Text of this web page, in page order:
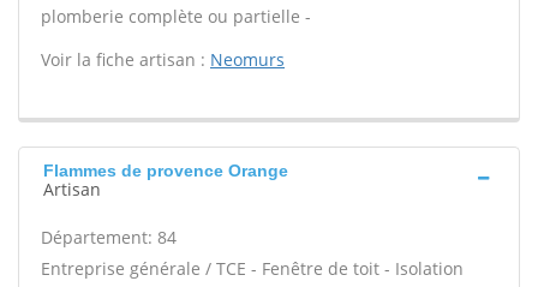
plomberie complète ou partielle -
Voir la fiche artisan : Neomurs
Flammes de provence Orange
Artisan
Département: 84
Entreprise générale / TCE - Fenêtre de toit - Isolation